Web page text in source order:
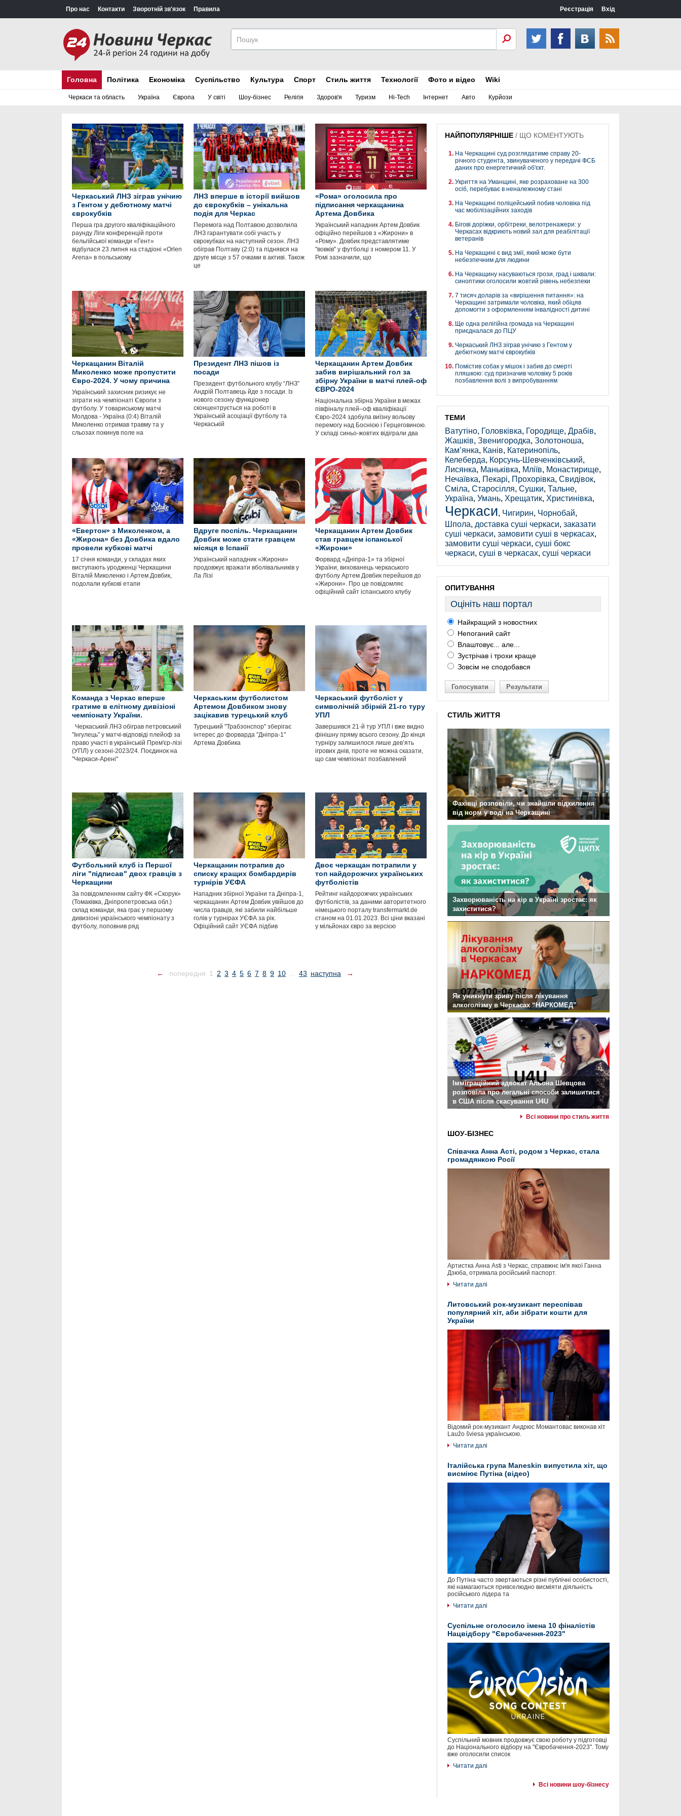
Про нас Контакти Зворотній зв'язок Правила Реєстрація Вхід
Головна
Черкаси та область Україна Європа У світі Шоу-бізнес Релігія Здоров'я Туризм Hi-Tech Інтернет Авто Курйози
Політика Економіка Суспільство Культура Спорт Стиль життя Технології Фото и відео Wiki
Черкаський ЛНЗ зіграв унічию
з Гентом у дебютному матчі
єврокубків
Перша гра другого кваліфікаційного
раунду Ліги конференцій проти
бельгійської команди «Гент»
відбулася 23 липня на стадіоні «Orlen
Arena» в польському
ЛНЗ вперше в історії вийшов
до єврокубків – унікальна
подія для Черкас
Перемога над Полтавою дозволила
ЛНЗ гарантувати собі участь у
єврокубках на наступний сезон. ЛНЗ
обіграв Полтаву (2:0) та піднявся на
друге місце з 57 очками в активі. Також
це
«Рома» оголосила про
підписання черкащанина
Артема Довбика
Український нападник Артем Довбик
офіційно перейшов з «Жирони» в
«Рому». Довбик представлятиме
"вовків" у футболці з номером 11. У
Ромі зазначили, що
Черкащанин Віталій
Миколенко може пропустити
Євро-2024. У чому причина
Український захисник ризикує не
зіграти на чемпіонаті Європи з
футболу. У товариському матчі
Молдова - Україна (0:4) Віталій
Миколенко отримав травму та у
сльозах покинув поле на
Президент ЛНЗ пішов із
посади
Президент футбольного клубу “ЛНЗ”
Андрій Полтавець йде з посади. Із
нового сезону функціонер
сконцентрується на роботі в
Українській асоціації футболу та
Черкаській
Черкащанин Артем Довбик
забив вирішальний гол за
збірну України в матчі плей-оф
ЄВРО-2024
Національна збірна України в межах
півфіналу плей–оф кваліфікації
Євро-2024 здобула виїзну вольову
перемогу над Боснією і Герцеговиною.
У складі синьо-жовтих відіграли два
«Евертон» з Миколенком, а
«Жирона» без Довбика вдало
провели кубкові матчі
17 січня команди, у складах яких
виступають уродженці Черкащини
Віталій Миколенко і Артем Довбик,
подолали кубкові етапи
Вдруге поспіль. Черкащанин
Довбик може стати гравцем
місяця в Іспанії
Український нападник «Жирони»
продовжує вражати вболівальників у
Ла Лізі
Черкащанин Артем Довбик
став гравцем іспанської
«Жирони»
Форвард «Дніпра-1» та збірної
України, вихованець черкаського
футболу Артем Довбик перейшов до
«Жирони». Про це повідомляє
офіційний сайт іспанського клубу
Команда з Черкас вперше
гратиме в елітному дивізіоні
чемпіонату України.
Черкаський ЛНЗ обіграв петровський
"Інгулець" у матчі-відповіді плейоф за
право участі в українській Прем'єр-лізі
(УПЛ) у сезоні-2023/24. Поєдинок на
"Черкаси-Арені"
Черкаським футболистом
Артемом Довбиком знову
зацікавив турецький клуб
Турецький "Трабзонспор" зберігає
інтерес до форварда "Дніпра-1"
Артема Довбика
Черкаський футболіст у
символічній збірній 21-го туру
УПЛ
Завершився 21-й тур УПЛ і вже видно
фінішну пряму всього сезону. До кінця
турніру залишилося лише дев’ять
ігрових днів, проте не можна сказати,
що сам чемпіонат позбавлений
Футбольний клуб із Першої
ліги "підписав" двох гравців з
Черкащини
За повідомленням сайту ФК «Скорук»
(Томаківка, Дніпропетровська обл.)
склад команди, яка грає у першому
дивизіоні українського чемпіонату з
футболу, поповнив ряд
Черкащанин потрапив до
списку кращих бомбардирів
турнірів УЄФА
Нападник збірної України та Дніпра-1,
черкащанин Артем Довбик увійшов до
числа гравців, які забили найбільше
голів у турнірах УЄФА за рік.
Офіційний сайт УЄФА підбив
Двоє черкащан потрапили у
топ найдорожчих українських
футболістів
Рейтинг найдорожчих українських
футболістів, за даними авторитетного
німецького порталу transfermarkt.de
станом на 01.01.2023. Всі ціни вказані
у мільйонах євро за версією
← попередня 1 2 3 4 5 6 7 8 9 10 43 наступна →
НАЙПОПУЛЯРНІШЕ / ЩО КОМЕНТУЮТЬ
На Черкащині суд розглядатиме справу 20-
річного студента, звинуваченого у передачі ФСБ
даних про енергетичний об'єкт.
Укриття на Уманщині, яке розраховане на 300
осіб, перебуває в неналежному стані
На Черкащині поліцейський побив чоловіка під
час мобілізаційних заходів
Бігові доріжки, орбітреки, велотренажери: у
Черкасах відкриють новий зал для реабілітації
ветеранів
На Черкащині є вид змії, який може бути
небезпечним для людини
На Черкащину насуваються грози, град і шквали:
синоптики оголосили жовтий рівень небезпеки
7 тисяч доларів за «вирішення питання»: на
Черкащині затримали чоловіка, який обіцяв
допомогти з оформленням інвалідності дитині
Ще одна релігійна громада на Черкащині
приєдналася до ПЦУ
Черкаський ЛНЗ зіграв унічию з Гентом у
дебютному матчі єврокубків
Помістив собак у мішок і забив до смерті
пляшкою: суд призначив чоловіку 5 років
позбавлення волі з випробуванням
ТЕМИ
Ватутіно, Головківка, Городище, Драбів,
Жашків, Звенигородка, Золотоноша,
Кам’янка, Канів, Катеринопіль,
Келеберда, Корсунь-Шевченківський,
Лисянка, Маньківка, Мліїв, Монастирище,
Нечаївка, Пекарі, Прохорівка, Свидівок,
Сміла, Старосілля, Сушки, Тальне,
Україна, Умань, Хрещатик, Христинівка,
Черкаси, Чигирин, Чорнобай,
Шпола, доставка суші черкаси, заказати
суші черкаси, замовити суші в черкасах,
замовити суші черкаси, суші бокс
черкаси, суші в черкасах, суші черкаси
ОПИТУВАННЯ
Оцініть наш портал
Найкращий з новостних
Непоганий сайт
Влаштовує... але...
Зустрічав і трохи краще
Зовсім не сподобався
Голосувати Результати
СТИЛЬ ЖИТТЯ
Фахівці розповіли, чи знайшли відхилення
від норм у воді на Черкащині
Захворюваність на кір в Україні зростає: як
захиститися?
Як уникнути зриву після лікування
алкоголізму в Черкасах “НАРКОМЕД”
Імміграційний адвокат Альона Шевцова
розповіла про легальні способи залишитися
в США після скасування U4U
Всі новини про стиль життя
ШОУ-БІЗНЕС
Співачка Анна Асті, родом з Черкас, стала
громадянкою Росії
Артистка Анна Asti з Черкас, справжнє ім'я якої Ганна
Дзюба, отримала російський паспорт.
Читати далі
Литовський рок-музикант переспівав
популярний хіт, аби зібрати кошти для
України
Відомий рок-музикант Андрюс Момантовас виконав хіт
Laužo šviesa українською.
Читати далі
Італійська група Maneskin випустила хіт, що
висміює Путіна (відео)
До Путіна часто звертаються різні публічні особистості,
які намагаються привселюдно висміяти діяльність
російського лідера та
Читати далі
Суспільне оголосило імена 10 фіналістів
Нацвідбору "Євробачення-2023"
Суспільний мовник продовжує свою роботу у підготовці
до Національного відбору на "Євробачення-2023". Тому
вже оголосили список
Читати далі
Всі новини шоу-бізнесу